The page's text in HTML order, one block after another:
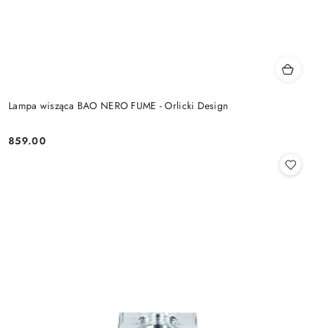
Lampa wisząca BAO NERO FUME - Orlicki Design
Cena:
859.00